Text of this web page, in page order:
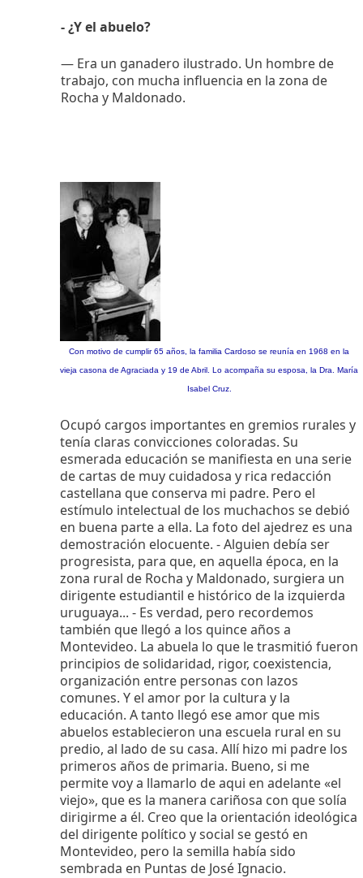
- ¿Y el abuelo?
— Era un ganadero ilustrado. Un hombre de
trabajo, con mucha influencia en la zona de
Rocha y Maldonado.
Con motivo de cumplir 65 años, la familia Cardoso se reunía en 1968 en la
vieja casona de Agraciada y 19 de Abril. Lo acompaña su esposa, la Dra. María
Isabel Cruz.
Ocupó cargos importantes en gremios rurales y
tenía claras convicciones coloradas. Su
esmerada educación se manifiesta en una serie
de cartas de muy cuidadosa y rica redacción
castellana que conserva mi padre. Pero el
estímulo intelectual de los muchachos se debió
en buena parte a ella. La foto del ajedrez es una
demostración elocuente. - Alguien debía ser
progresista, para que, en aquella época, en la
zona rural de Rocha y Maldonado, surgiera un
dirigente estudiantil e histórico de la izquierda
uruguaya... - Es verdad, pero recordemos
también que llegó a los quince años a
Montevideo. La abuela lo que le trasmitió fueron
principios de solidaridad, rigor, coexistencia,
organización entre personas con lazos
comunes. Y el amor por la cultura y la
educación. A tanto llegó ese amor que mis
abuelos establecieron una escuela rural en su
predio, al lado de su casa. Allí hizo mi padre los
primeros años de primaria. Bueno, si me
permite voy a llamarlo de aqui en adelante «el
viejo», que es la manera cariñosa con que solía
dirigirme a él. Creo que la orientación ideológica
del dirigente político y social se gestó en
Montevideo, pero la semilla había sido
sembrada en Puntas de José Ignacio.